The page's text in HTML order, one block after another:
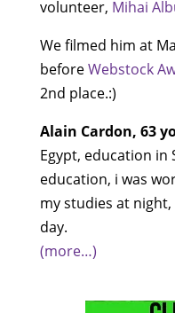
volunteer, Mihai
We filmed him at
beforeWebstock
2nd place.:)
Alain Cardon, 63
Egypt, education in
education, i was
my studies at
day.
(more…)